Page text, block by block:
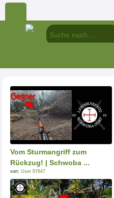
Vom Sturmangriff zum
Rückzug! | Schwoba ...
von: User 87847